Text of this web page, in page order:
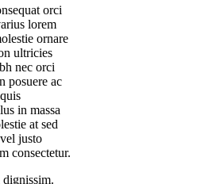
orci
lorem
ornare
ultricies
nec orci
posuere ac
in massa
at sed
justo
consectetur.